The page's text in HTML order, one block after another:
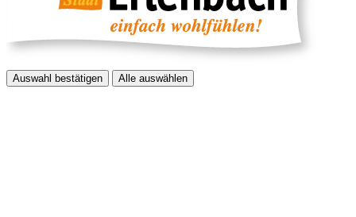
Auswahl bestätigen Alle auswählen